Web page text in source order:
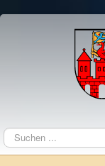
Suchen
...